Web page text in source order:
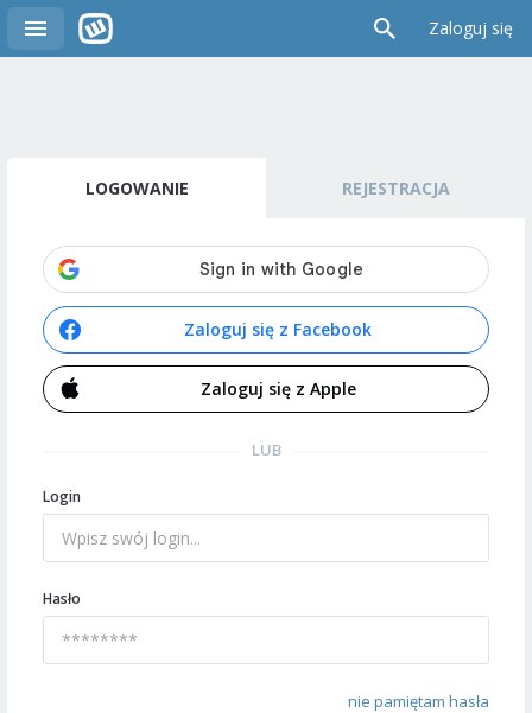
Zaloguj się
LOGOWANIE REJESTRACJA
Zaloguj się z Facebook
Zaloguj się z Apple
LUB
Login
Hasło
nie pamiętam hasła